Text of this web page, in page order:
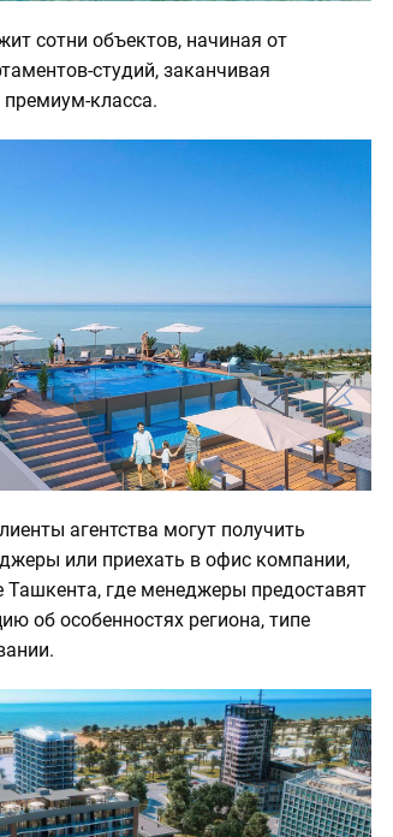
сотни объектов, начиная от
студий, заканчивая
класса.
агентства могут получить
или приехать в офис компании,
Ташкента, где менеджеры предоставят
об особенностях региона, типе